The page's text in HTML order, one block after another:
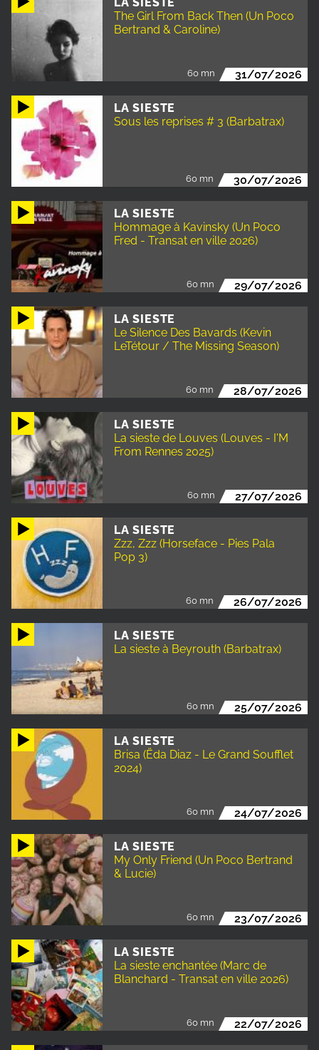
LA SIESTE
The Girl From Back Then (Un Poco
Bertrand & Caroline)
60 mn 31/07/2026
LA SIESTE
Sous les reprises # 3 (Barbatrax)
60 mn 30/07/2026
LA SIESTE
Hommage à Kavinsky (Un Poco
Fred - Transat en ville 2026)
60 mn 29/07/2026
LA SIESTE
Le Silence Des Bavards (Kevin
LeTétour / The Missing Season)
60 mn 28/07/2026
LA SIESTE
La sieste de Louves (Louves - I'M
From Rennes 2025)
60 mn 27/07/2026
LA SIESTE
Zzz, Zzz (Horseface - Pies Pala
Pop 3)
60 mn 26/07/2026
LA SIESTE
La sieste à Beyrouth (Barbatrax)
60 mn 25/07/2026
LA SIESTE
Brisa (Ëda Diaz - Le Grand Soufflet
2024)
60 mn 24/07/2026
LA SIESTE
My Only Friend (Un Poco Bertrand
& Lucie)
60 mn 23/07/2026
LA SIESTE
La sieste enchantée (Marc de
Blanchard - Transat en ville 2026)
60 mn 22/07/2026